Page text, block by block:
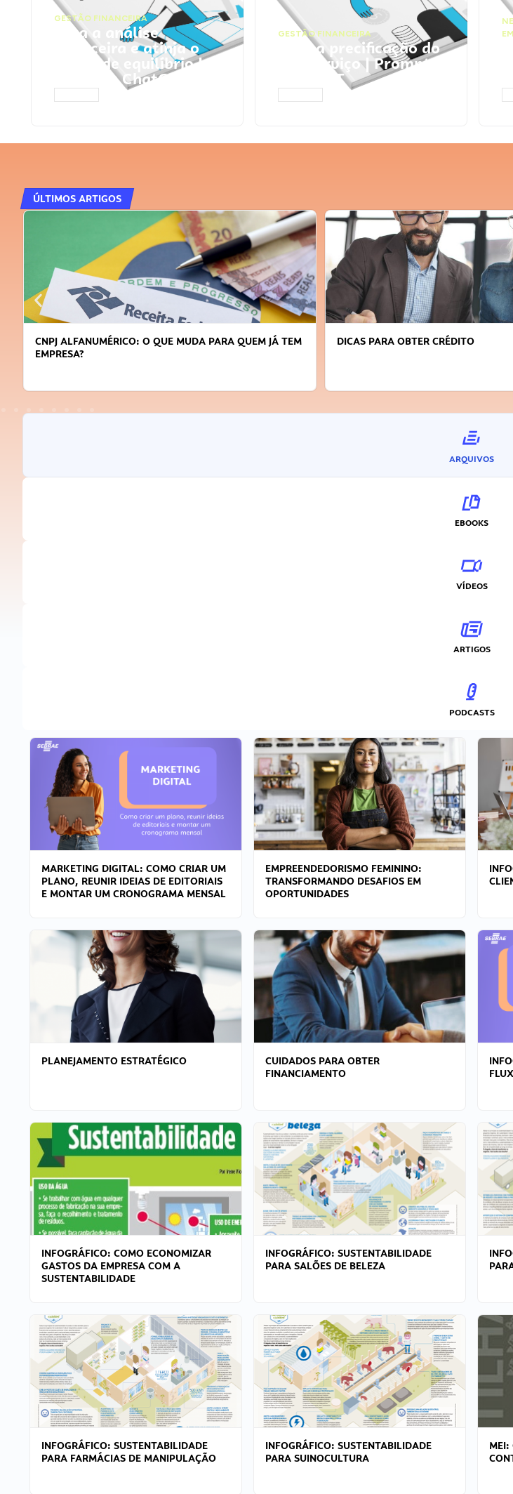
GESTÃO FINANCEIRA
Faça a análise
financeira e atinja o
ponto de equilíbrio |
Prompts ChatGPT
GESTÃO FINANCEIRA
Faça a precificação do
seu serviço | Prompts
ChatGPT
ÚLTIMOS ARTIGOS
QUEM JÁ TEM DICAS PARA OBTER CRÉDITO
FAÇA A DIFERENÇA:
ARQUIVOS
EBOOKS
VÍDEOS
ARTIGOS
PODCASTS
MARKETING DIGITAL: COMO CRIAR UM
PLANO, REUNIR IDEIAS DE EDITORIAIS
E MONTAR UM CRONOGRAMA MENSAL
EMPREENDEDORISMO FEMININO:
TRANSFORMANDO DESAFIOS EM
OPORTUNIDADES
PLANEJAMENTO ESTRATÉGICO
CUIDADOS PARA OBTER
FINANCIAMENTO
INFOGRÁFICO: COMO ECONOMIZAR
GASTOS DA EMPRESA COM A
SUSTENTABILIDADE
INFOGRÁFICO: SUSTENTABILIDADE
PARA SALÕES DE BELEZA
INFOGRÁFICO: SUSTENTABILIDADE
PARA FARMÁCIAS DE MANIPULAÇÃO
INFOGRÁFICO: SUSTENTABILIDADE
PARA SUINOCULTURA
MEI: